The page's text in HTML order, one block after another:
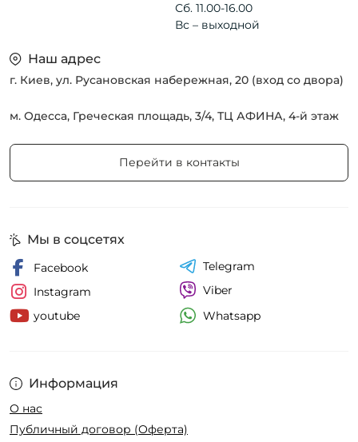
Сб. 11.00-16.00
Вс – выходной
Наш адрес
г. Киев, ул. Русановская набережная, 20 (вход со двора)
м. Одесса, Греческая площадь, 3/4, ТЦ АФИНА, 4-й этаж
Перейти в контакты
Информация
О нас
Публичный договор (Оферта)
Мы в соцсетях
Facebook
Instagram
youtube
Telegram
Viber
Whatsapp